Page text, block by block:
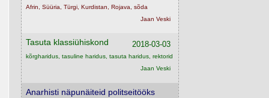
Afrin, Süüria, Türgi, Kurdistan, Rojava, sõda
Jaan Veski
Tasuta klassiühiskond 2018-03-03
kõrgharidus, tasuline haridus, tasuta haridus, rektorid
Jaan Veski
Anarhisti näpunäiteid politseitööks